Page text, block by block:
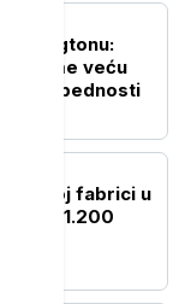
Vašingtonu:
veću
bezbednosti
fabrici u
od 1.200